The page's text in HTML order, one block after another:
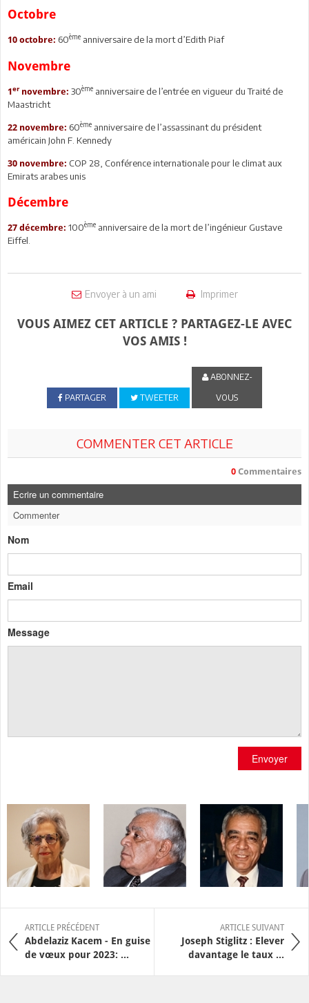
Octobre
10 octobre: 60ème anniversaire de la mort d’Edith Piaf
Novembre
1ernovembre: 30ème anniversaire de l’entrée en vigueur du Traité de
Maastricht
22 novembre: 60ème anniversaire de l’assassinant du président
américain John F. Kennedy
30 novembre: COP 28, Conférence internationale pour le climat aux
Emirats arabes unis
Décembre
27 décembre: 100ème anniversaire de la mort de l’ingénieur Gustave
Eiffel.
Envoyer à un ami Imprimer
VOUS AIMEZ CET ARTICLE ? PARTAGEZ-LE AVEC
VOS AMIS !
PARTAGER TWEETER
ABONNEZ-
VOUS
COMMENTER CET ARTICLE
0 Commentaires
Ecrire un commentaire
Commenter
Nom
Email
Message
Envoyer
ARTICLE PRÉCÉDENT
Abdelaziz Kacem - En guise
de vœux pour 2023: ...
ARTICLE SUIVANT
Joseph Stiglitz : Elever
davantage le taux ...